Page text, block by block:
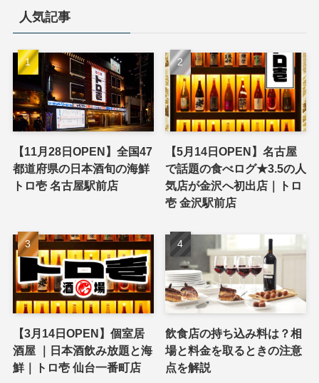
人気記事
【11月28日OPEN】全国47
都道府県の日本酒旬の海鮮
トロ壱 名古屋駅前店
【5月14日OPEN】名古屋
で話題の食べログ★3.5の人
気店が金沢へ初出店｜トロ
壱 金沢駅前店
【3月14日OPEN】個室居
酒屋 ｜日本酒飲み放題と海
鮮｜トロ壱 仙台一番町店
飲食店の持ち込み料は？相
場と料金を取るときの注意
点を解説